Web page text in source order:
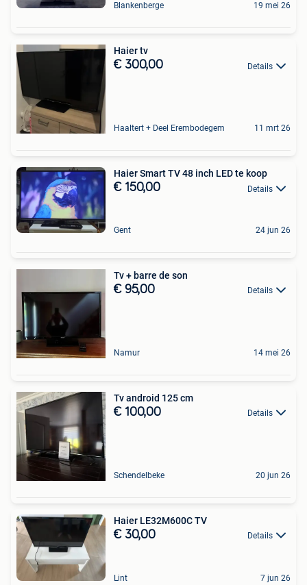
Blankenberge 19 mei 26
Haier tv
€ 300,00 Details
Haaltert + Deel Erembodegem 11 mrt 26
Haier Smart TV 48 inch LED te koop
€ 150,00 Details
Gent 24 jun 26
Tv + barre de son
€ 95,00 Details
Namur 14 mei 26
Tv android 125 cm
€ 100,00 Details
Schendelbeke 20 jun 26
Haier LE32M600C TV
€ 30,00 Details
Lint 7 jun 26